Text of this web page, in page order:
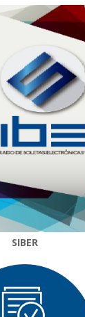
SIBER